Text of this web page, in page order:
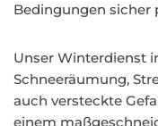
Bedingungen sicher
Unser Winterdienst
Schneeräumung,
auch versteckte
einem